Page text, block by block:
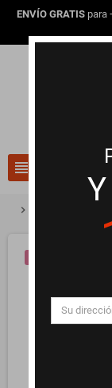
ENVÍO GRATIS para
view_headline
chevron_right